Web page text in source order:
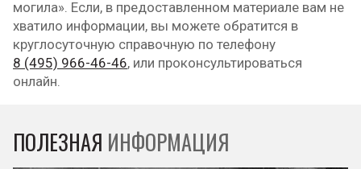
могила». Если, в предоставленном материале вам не
хватило информации, вы можете обратится в
круглосуточную справочную по телефону
8 (495) 966-46-46, или проконсультироваться
онлайн.
ПОЛЕЗНАЯ ИНФОРМАЦИЯ